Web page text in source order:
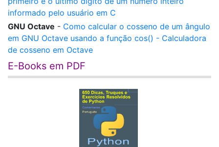
informado pelo usuário em C
GNU Octave - Como calcular o cosseno de um ângulo
em GNU Octave usando a função cos() - Calculadora
de cosseno em Octave
E-Books em PDF